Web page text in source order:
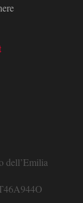
dell’Emilia